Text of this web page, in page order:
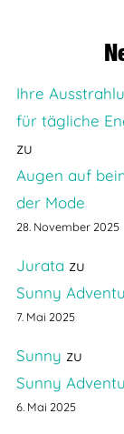
Ihre
für tägliche
zu
Augen auf
der Mode
28. November 2025
Jurata zu
Sunny
7. Mai 2025
Sunny zu
Sunny
6. Mai 2025